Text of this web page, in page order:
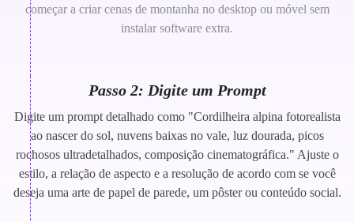
começar a criar cenas de montanha no desktop ou móvel sem
instalar software extra.
Passo 2: Digite um Prompt
Digite um prompt detalhado como "Cordilheira alpina fotorealista
ao nascer do sol, nuvens baixas no vale, luz dourada, picos
rochosos ultradetalhados, composição cinematográfica." Ajuste o
estilo, a relação de aspecto e a resolução de acordo com se você
deseja uma arte de papel de parede, um pôster ou conteúdo social.